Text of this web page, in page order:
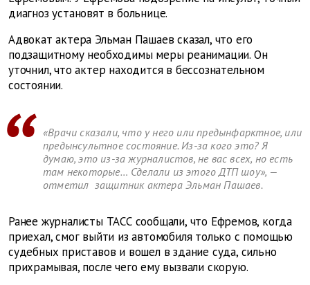
диагноз установят в больнице.
Адвокат актера Эльман Пашаев сказал, что его
подзащитному необходимы меры реанимации. Он
уточнил, что актер находится в бессознательном
состоянии.
«Врачи сказали, что у него или предынфарктное, или
предынсультное состояние. Из-за кого это? Я
думаю, это из-за журналистов, не вас всех, но есть
там некоторые… Сделали из этого ДТП шоу», —
отметил защитник актера Эльман Пашаев.
Ранее журналисты ТАСС сообщали, что Ефремов, когда
приехал, смог выйти из автомобиля только с помощью
судебных приставов и вошел в здание суда, сильно
прихрамывая, после чего ему вызвали скорую.